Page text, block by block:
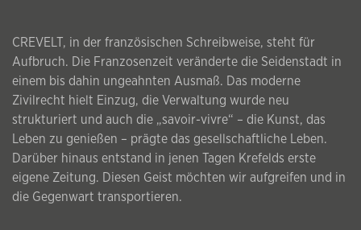
CREVELT, in der französischen Schreibweise, steht für
Aufbruch. Die Franzosenzeit veränderte die Seidenstadt in
einem bis dahin ungeahnten Ausmaß. Das moderne
Zivilrecht hielt Einzug, die Verwaltung wurde neu
strukturiert und auch die „savoir-vivre“ – die Kunst, das
Leben zu genießen – prägte das gesellschaftliche Leben.
Darüber hinaus entstand in jenen Tagen Krefelds erste
eigene Zeitung. Diesen Geist möchten wir aufgreifen und in
die Gegenwart transportieren.